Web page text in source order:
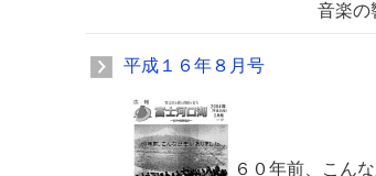
音楽の響きが聞こ
平成１６年８月号
６０年前、こん